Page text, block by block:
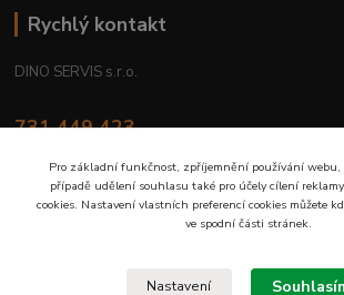
Rychlý kontakt
DINO SERVIS s.r.o.
731 449 423
prodejna@dinoservis.cz
Pro základní funkčnost, zpříjemnění používání webu,
případě udělení souhlasu také pro účely cílení
cookies. Nastavení vlastních preferencí cookies můžete
ve spodní části stránek.
Nastavení